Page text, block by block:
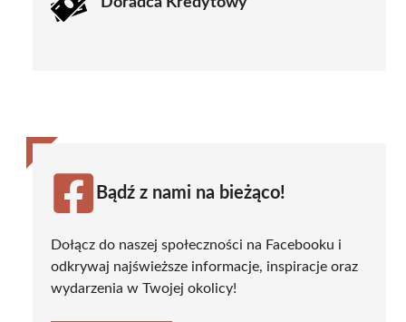
Bądź z nami na bieżąco!
Dołącz do naszej społeczności na Facebooku i
odkrywaj najświeższe informacje, inspiracje oraz
wydarzenia w Twojej okolicy!